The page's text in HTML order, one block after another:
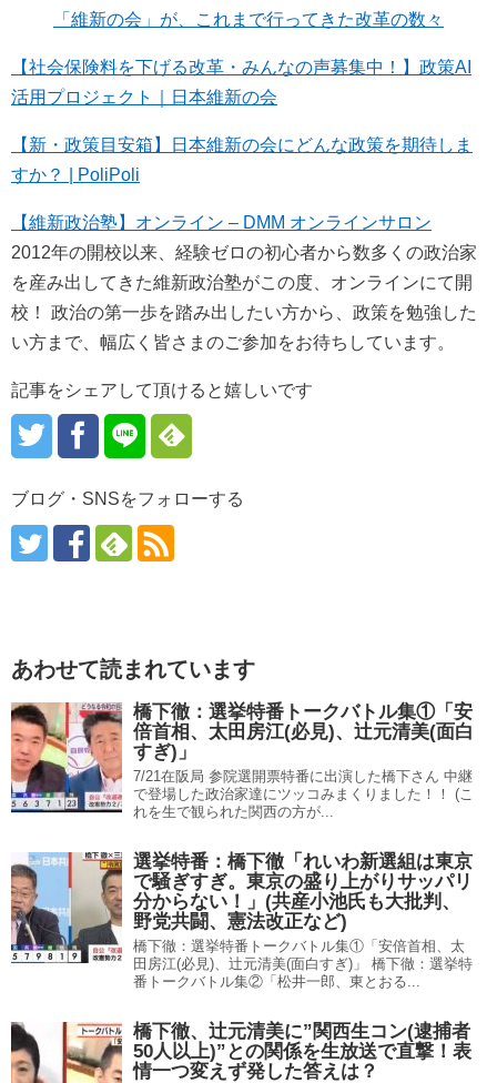
「維新の会」が、これまで行ってきた改革の数々
【社会保険料を下げる改革・みんなの声募集中！】政策AI
活用プロジェクト｜日本維新の会
【新・政策目安箱】日本維新の会にどんな政策を期待しま
すか？ | PoliPoli
【維新政治塾】オンライン – DMM オンラインサロン
2012年の開校以来、経験ゼロの初心者から数多くの政治家
を産み出してきた維新政治塾がこの度、オンラインにて開
校！ 政治の第一歩を踏み出したい方から、政策を勉強した
い方まで、幅広く皆さまのご参加をお待ちしています。
記事をシェアして頂けると嬉しいです
ブログ・SNSをフォローする
あわせて読まれています
橋下徹：選挙特番トークバトル集①「安
倍首相、太田房江(必見)、辻元清美(面白
すぎ)」
7/21在阪局 参院選開票特番に出演した橋下さん 中継
で登場した政治家達にツッコみまくりました！！ (こ
れを生で観られた関西の方が...
選挙特番：橋下徹「れいわ新選組は東京
で騒ぎすぎ。東京の盛り上がりサッパリ
分からない！」(共産小池氏も大批判、
野党共闘、憲法改正など)
橋下徹：選挙特番トークバトル集①「安倍首相、太
田房江(必見)、辻元清美(面白すぎ)」 橋下徹：選挙特
番トークバトル集②「松井一郎、東とおる...
橋下徹、辻元清美に”関西生コン(逮捕者
50人以上)”との関係を生放送で直撃！表
情一つ変えず発した答えは？